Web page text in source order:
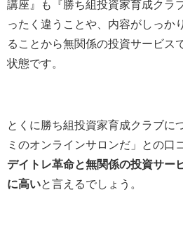
講座』も『勝ち組投資家育成クラ
ったく違うことや、内容がしっか
ることから無関係の投資サービス
状態です。
とくに勝ち組投資家育成クラブに
ミのオンラインサロンだ」との口
デイトレ革命と無関係の投資サー
に高いと言えるでしょう。